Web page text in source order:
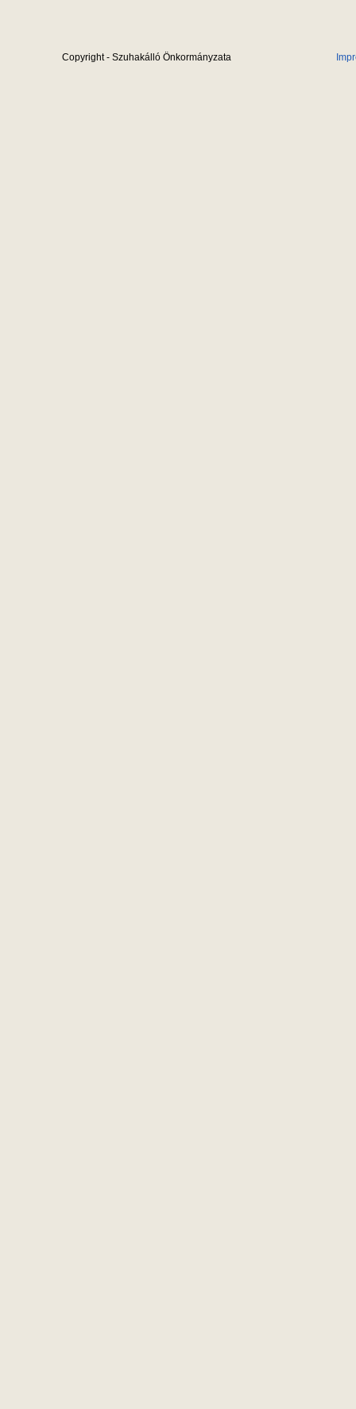
Copyright - Szuhakálló Önkormányzata